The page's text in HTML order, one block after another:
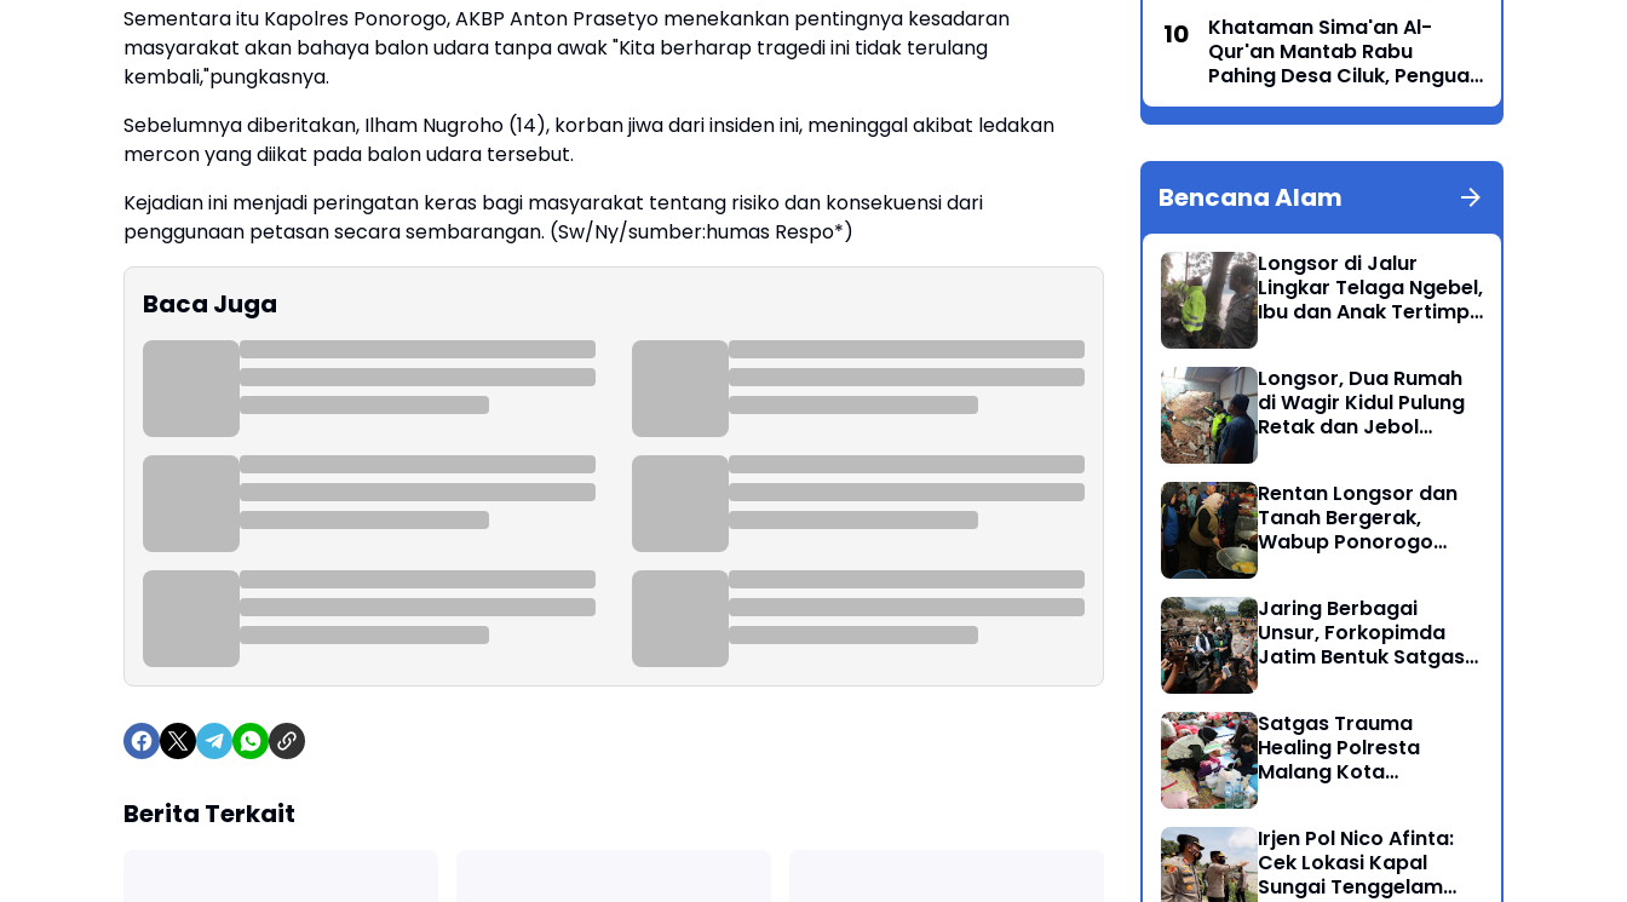
Sementara itu Kapolres Ponorogo, AKBP Anton Prasetyo menekankan pentingnya kesadaran
masyarakat akan bahaya balon udara tanpa awak "Kita berharap tragedi ini tidak terulang
kembali,"pungkasnya.
Sebelumnya diberitakan, Ilham Nugroho (14), korban jiwa dari insiden ini, meninggal akibat ledakan
mercon yang diikat pada balon udara tersebut.
Kejadian ini menjadi peringatan keras bagi masyarakat tentang risiko dan konsekuensi dari
penggunaan petasan secara sembarangan. (Sw/Ny/sumber:humas Respo*)
Baca Juga
Berita Terkait
Partisipatif
Khataman Sima'an Al-
Qur'an Mantab Rabu
Pahing Desa Ciluk, Penguat
Umat di Kecamatan
Bencana Alam
Longsor di Jalur
Lingkar Telaga Ngebel,
Ibu dan Anak Tertimpa
Longsor, Dua Rumah
di Wagir Kidul Pulung
Retak dan Jebol
Rentan Longsor dan
Tanah Bergerak,
Wabup Ponorogo
Pengungsian
Jaring Berbagai
Unsur, Forkopimda
Jatim Bentuk Satgas
Satgas Trauma
Healing Polresta
Malang Kota
Bandang
Irjen Pol Nico Afinta:
Cek Lokasi Kapal
Sungai Tenggelam